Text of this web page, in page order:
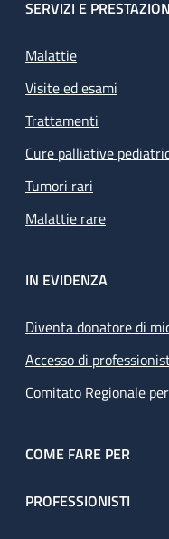
SERVIZI E
Malattie
Visite ed esami
Trattamenti
Cure palliative
Tumori rari
Malattie rare
IN EVIDENZA
Diventa donatore di
Accesso di
Comitato Regionale
COME FARE PER
PROFESSIONISTI